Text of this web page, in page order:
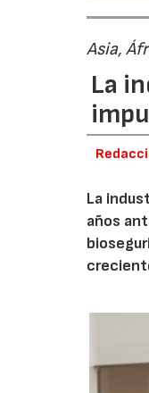
Asia,
La
La
años